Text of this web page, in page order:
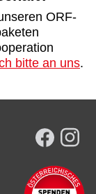
ORF-
bitte an uns.